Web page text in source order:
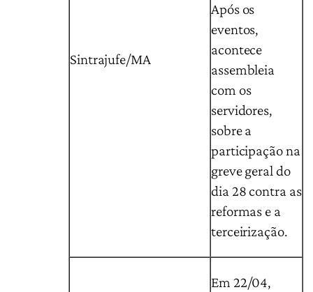
Sintrajufe/MA
Após os
eventos,
acontece
assembleia
com os
servidores,
sobre a
participação na
greve geral do
dia 28 contra as
reformas e a
terceirização.
Em 22/04,